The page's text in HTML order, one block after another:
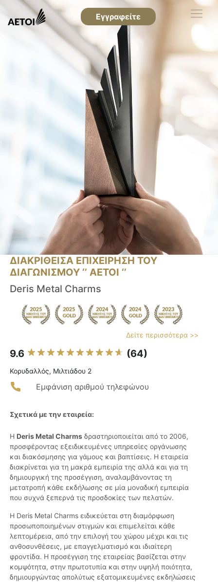
Εγγραφείτε
ΔΙΑΚΡΙΘΕΙΣΑ ΕΠΙΧΕΙΡΗΣΗ ΤΟΥ
ΔΙΑΓΩΝΙΣΜΟΥ ‘’ ΑΕΤΟΙ ‘’
Deris Metal Charms
Δείτε περισσότερα >>
9.6 (64)
Κορυδαλλός, Μιλτιάδου 2
Εμφάνιση αριθμού τηλεφώνου
Σχετικά με την εταιρεία:
Η Deris Metal Charms δραστηριοποιείται από το 2006,
προσφέροντας εξειδικευμένες υπηρεσίες οργάνωσης
και διακόσμησης για γάμους και βαπτίσεις. Η εταιρεία
διακρίνεται για τη μακρά εμπειρία της αλλά και για τη
δημιουργική της προσέγγιση, αναλαμβάνοντας τη
μετατροπή κάθε εκδήλωσης σε μία μοναδική εμπειρία
που συχνά ξεπερνά τις προσδοκίες των πελατών.
Η Deris Metal Charms ειδικεύεται στη διαμόρφωση
προσωποποιημένων στιγμών και επιμελείται κάθε
λεπτομέρεια, από την επιλογή του χώρου μέχρι και τις
ανθοσυνθέσεις, με επαγγελματισμό και ιδιαίτερη
φροντίδα. Η προσέγγιση της εταιρείας βασίζεται στην
κομψότητα, στην πρωτοτυπία και στην υψηλή ποιότητα,
δημιουργώντας απολύτως εξατομικευμένες εκδηλώσεις